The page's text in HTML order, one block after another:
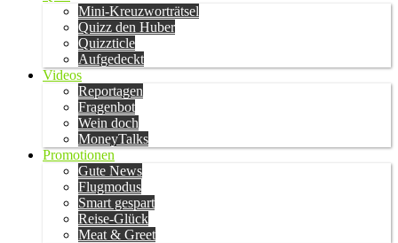
Mini-Kreuzworträtsel
Quizz den Huber
Quizzticle
Aufgedeckt
Videos
Reportagen
Fragenbot
Wein doch
MoneyTalks
Promotionen
Gute News
Flugmodus
Smart gespart
Reise-Glück
Meat & Greet